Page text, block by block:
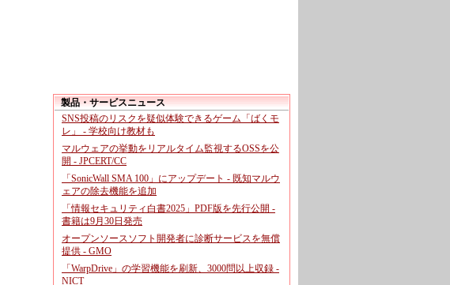
製品・サービスニュース
SNS投稿のリスクを疑似体験できるゲーム「ばくモ
レ」 - 学校向け教材も
マルウェアの挙動をリアルタイム監視するOSSを公
開 - JPCERT/CC
「SonicWall SMA 100」にアップデート - 既知マルウ
ェアの除去機能を追加
「情報セキュリティ白書2025」PDF版を先行公開 -
書籍は9月30日発売
オープンソースソフト開発者に診断サービスを無償
提供 - GMO
「WarpDrive」の学習機能を刷新、3000問以上収録 -
NICT